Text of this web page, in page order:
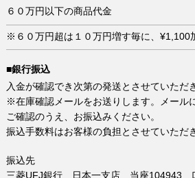
６０万円以下の商品代金
※６０万円超は１０万円増す毎に、¥1,100
■銀行振込
入金が確認でき次第の発送とさせていただ
※在庫確認メールをお送りします。メール
ご確認のうえ、お振込みください。
振込手数料はお客様の負担とさせていただ
振込先
三菱UFJ銀行 日本一支店 当座104943